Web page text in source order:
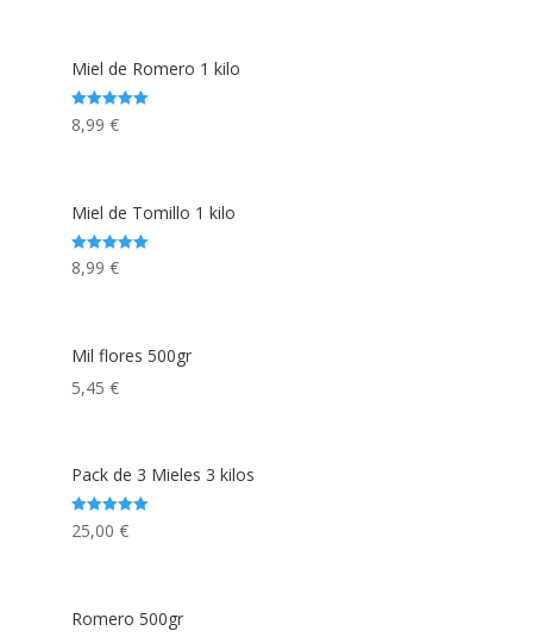
Miel de Romero 1 kilo
Rated
5.00
8,99€
Miel de Tomillo 1 kilo
Rated
5.00
8,99€
Mil flores 500gr
5,45€
Pack de 3 Mieles 3 kilos
Rated
5.00
25,00€
Romero 500gr